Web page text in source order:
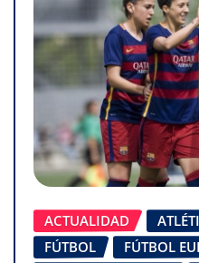
ACTUALIDAD
FÚTBOL
FÚTBOL